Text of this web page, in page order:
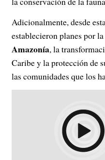
Adicionalmente, desde
establecieron planes por la
Amazonía, la
Caribe y la protección de
las comunidades que los